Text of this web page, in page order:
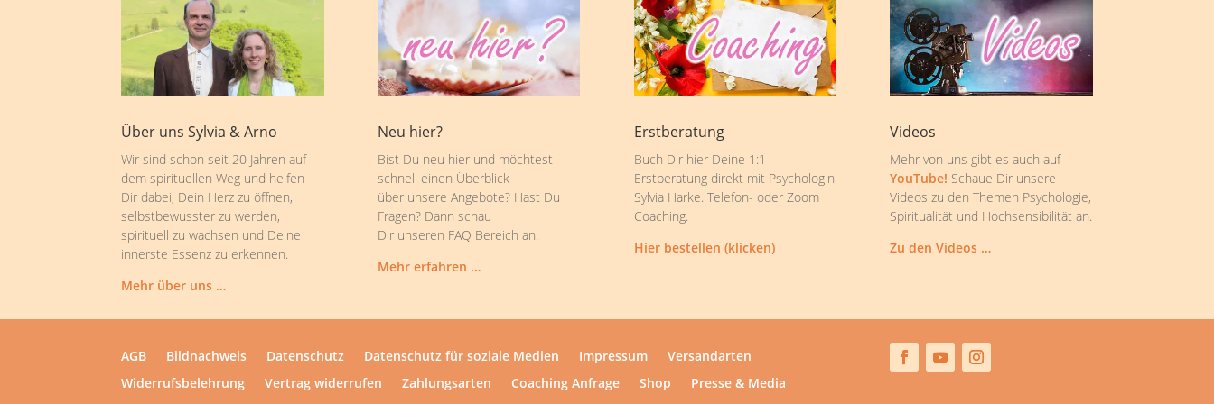
Über uns Sylvia & Arno
Wir sind schon seit 20 Jahren auf
dem spirituellen Weg und helfen
Dir dabei, Dein Herz zu öffnen,
selbstbewusster zu werden,
spirituell zu wachsen und Deine
innerste Essenz zu erkennen.
Mehr über uns …
Neu hier?
Bist Du neu hier und möchtest
schnell einen Überblick
über unsere Angebote? Hast Du
Fragen? Dann schau
Dir unseren FAQ Bereich an.
Mehr erfahren …
Erstberatung
Buch Dir hier Deine 1:1
Erstberatung direkt mit Psychologin
Sylvia Harke. Telefon- oder Zoom
Coaching.
Hier bestellen (klicken)
Videos
Mehr von uns gibt es auch auf
YouTube! Schaue Dir unsere
Videos zu den Themen Psychologie,
Spiritualität und Hochsensibilität an.
Zu den Videos …
AGB Bildnachweis Datenschutz Datenschutz für soziale Medien Impressum
Versandarten
Widerrufsbelehrung
Vertrag widerrufen Zahlungsarten Coaching Anfrage Shop
Presse & Media